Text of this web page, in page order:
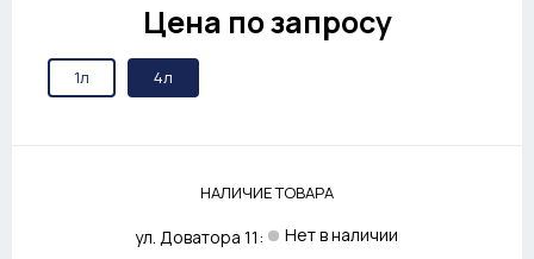
Цена по запросу
1л 4л
НАЛИЧИЕ ТОВАРА
ул. Доватора 11: Нет в наличии